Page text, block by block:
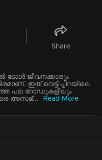
Share
ടോള്‍ ജീവനക്കാരും
ഇത് വെട്ടിച്ചിറയിലെ
പല റോ‍ഡുകളിലും
അസഭ്...
Read More